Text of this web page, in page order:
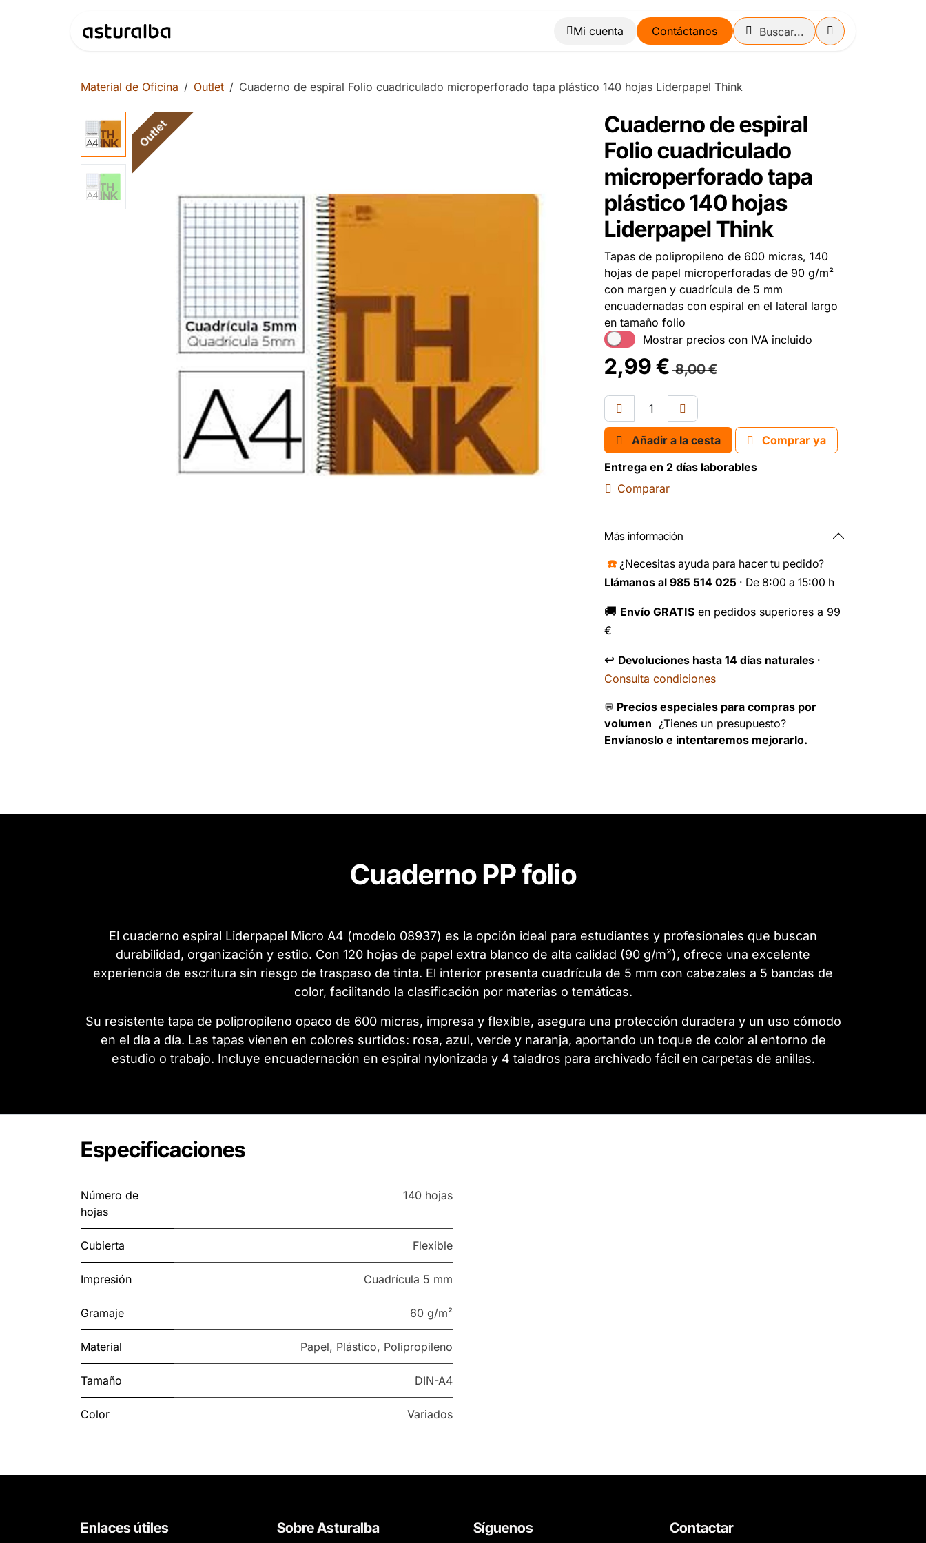
Blog Contáctanos
Material de Oficina Outlet Cuaderno de espiral Folio cuadriculado microperforado tapa plástico 140 hojas Liderpapel Think
Outlet
Cuaderno de espiral
Folio cuadriculado
microperforado tapa
plástico 140 hojas
Liderpapel Think
Tapas de polipropileno de 600 micras, 140
hojas de papel microperforadas de 90 g/m²
con margen y cuadrícula de 5 mm
encuadernadas con espiral en el lateral largo
en tamaño folio
Mostrar precios con IVA incluido
2,99€ 8,00€
Añadir a la cesta
Comprar ya
Entrega en 2 días laborables
Comparar
Más información
☎️ ¿Necesitas ayuda para hacer tu pedido?
Llámanos al 985 514 025 · De 8:00 a 15:00 h
🚚 Envío GRATIS en pedidos superiores a 99
€
↩️ Devoluciones hasta 14 días naturales ·
Consulta condiciones
💬 Precios especiales para compras por
volumen ¿Tienes un presupuesto?
Envíanoslo e intentaremos mejorarlo.
Cuaderno PP folio
El cuaderno espiral Liderpapel Micro A4 (modelo 08937) es la opción ideal para estudiantes y profesionales que buscan
durabilidad, organización y estilo. Con 120 hojas de papel extra blanco de alta calidad (90 g/m²), ofrece una excelente
experiencia de escritura sin riesgo de traspaso de tinta. El interior presenta cuadrícula de 5 mm con cabezales a 5 bandas de
color, facilitando la clasificación por materias o temáticas.
Su resistente tapa de polipropileno opaco de 600 micras, impresa y flexible, asegura una protección duradera y un uso cómodo
en el día a día. Las tapas vienen en colores surtidos: rosa, azul, verde y naranja, aportando un toque de color al entorno de
estudio o trabajo. Incluye encuadernación en espiral nylonizada y 4 taladros para archivado fácil en carpetas de anillas.
Especificaciones
Número de
hojas
140 hojas
Cubierta Flexible
Impresión Cuadrícula 5 mm
Gramaje 60 g/m²
Material Papel, Plástico, Polipropileno
Tamaño DIN-A4
Color Variados
Enlaces útiles Sobre Asturalba Síguenos Contactar